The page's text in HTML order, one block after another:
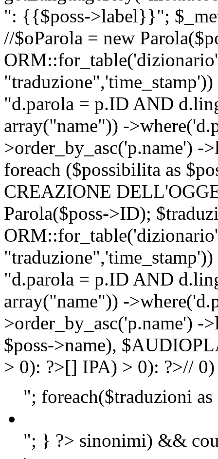
": {{$poss->label}}";
//$oParola = new
"d.parola = p.ID AND
array("name")) -
>order_by_asc('p.name')
foreach ($possibilita as
CREAZIONE
Parola($poss->ID);
"d.parola = p.ID AND
array("name")) -
>order_by_asc('p.name')
$poss->name),
> 0): ?>[] IPA) > 0): ?>//
"; foreach($traduzioni
"; } ?> sinonimi) &&